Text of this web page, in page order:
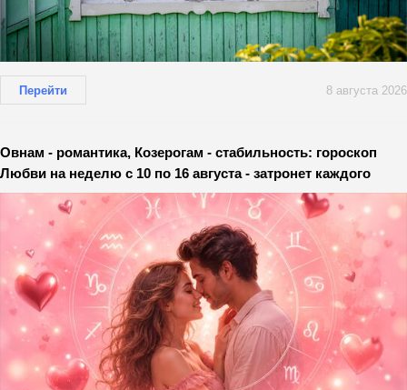
Перейти 8 августа 2026
Овнам - романтика, Козерогам - стабильность: гороскоп
Любви на неделю с 10 по 16 августа - затронет каждого